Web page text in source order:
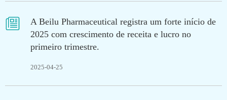

A Beilu Pharmaceutical registra um forte início de
2025 com crescimento de receita e lucro no
primeiro trimestre.
2025-04-25